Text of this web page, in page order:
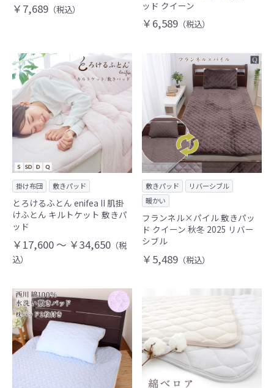
￥7,689 （税込）
ッド クイーン
￥6,589 （税込）
掛け布団 敷きパッド
とろけるふとん enifea II 肌掛
けふとん キルトケット 敷きパ
ッド
￥17,600 ～ ￥34,650 （税
込）
敷きパッド
リバーシブル
暖かい
フランネル×パイル 敷きパッ
ド クイーン 秋冬 2025 リバー
シブル
￥5,489 （税込）